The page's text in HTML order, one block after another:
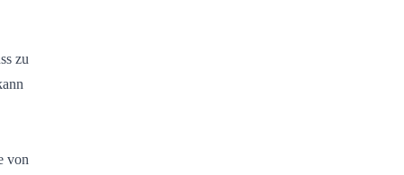
zu
von